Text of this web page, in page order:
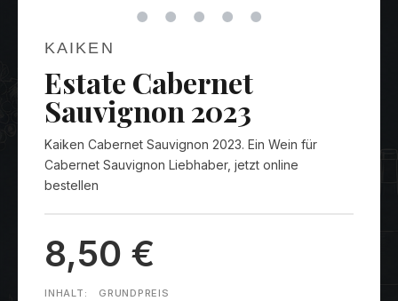
KAIKEN
Estate Cabernet
Sauvignon 2023
Kaiken Cabernet Sauvignon 2023. Ein Wein für
Cabernet Sauvignon Liebhaber, jetzt online
bestellen
8,50 €
INHALT: GRUNDPREIS